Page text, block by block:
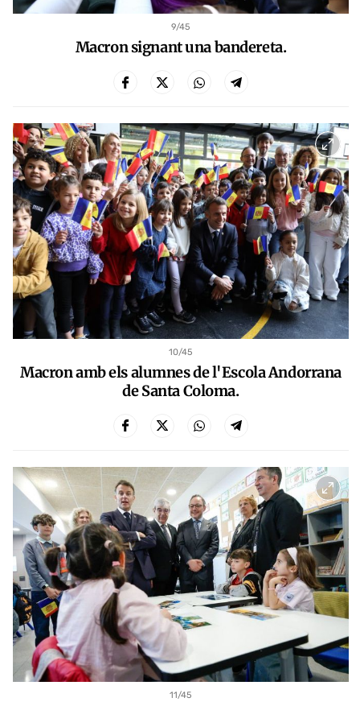
9/45
Macron signant una bandereta.
10/45
Macron amb els alumnes de l'Escola Andorrana
de Santa Coloma.
11/45